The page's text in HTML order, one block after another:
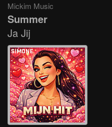
Mickim Music
Summer
Ja Jij